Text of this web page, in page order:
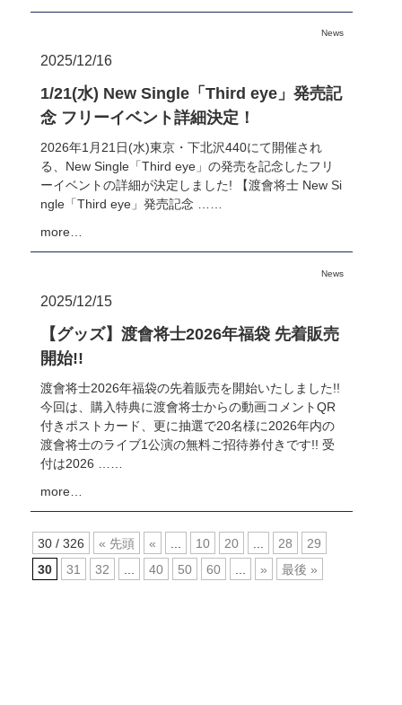
News
2025/12/16
1/21(水) New Single「Third eye」発売記
念 フリーイベント詳細決定！
2026年1月21日(水)東京・下北沢440にて開催され
る、New Single「Third eye」の発売を記念したフリ
ーイベントの詳細が決定しました! 【渡會将士 New Si
ngle「Third eye」発売記念 ……
more…
News
2025/12/15
【グッズ】渡會将士2026年福袋 先着販売
開始!!
渡會将士2026年福袋の先着販売を開始いたしました!!
今回は、購入特典に渡會将士からの動画コメントQR
付きポストカード、更に抽選で20名様に2026年内の
渡會将士のライブ1公演の無料ご招待券付きです!! 受
付は2026 ……
more…
30 / 326 « 先頭 « 10 20 28
29
30
31 32 40 50 60 » 最後 »